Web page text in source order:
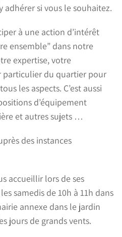
adhérer si vous le souhaitez.
à une action d’intérêt
ensemble” dans notre
expertise, votre
particulier du quartier pour
les aspects. C’est aussi
d’équipement
et autres sujets …
des instances
accueillir lors de ses
samedis de 10h à 11h dans
annexe dans le jardin
jours de grands vents.